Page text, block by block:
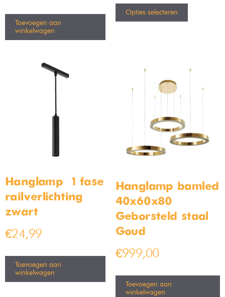
Toevoegen aan
winkelwagen
Opties selecteren
Hanglamp – 1 fase
railverlichting –
zwart
€24,99
Toevoegen aan
winkelwagen
Hanglamp bamled
40x60x80
Geborsteld staal
Goud
€999,00
Toevoegen aan
winkelwagen